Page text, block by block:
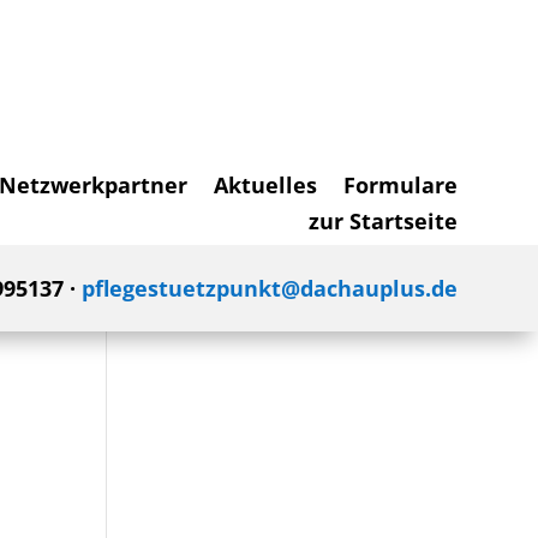
Netzwerkpartner Aktuelles
Formulare
zur Startseite
· pflegestuetzpunkt@dachauplus.de